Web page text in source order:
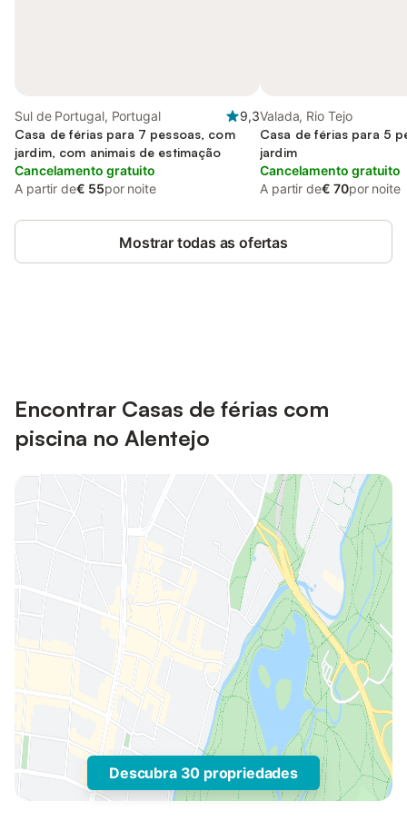
Sul de Portugal, Portugal
9,3
Casa de férias para 7 pessoas, com
jardim, com animais de estimação
Cancelamento gratuito
A partir de€ 55por noite
Valada, Rio Tejo
Casa de férias para 5
jardim
Cancelamento gratuito
A partir de€ 70por noite
Mostrar todas as ofertas
Encontrar Casas de férias com
piscina no Alentejo
Descubra 30 propriedades